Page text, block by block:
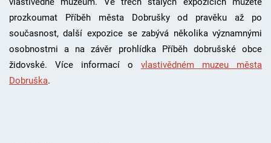
prozkoumat Příběh města Dobrušky od pravěku až po
současnost, další expozice se zabývá několika významnými
osobnostmi a na závěr prohlídka Příběh dobrušské obce
židovské. Více informací ovlastivědném muzeu města
Dobruška.